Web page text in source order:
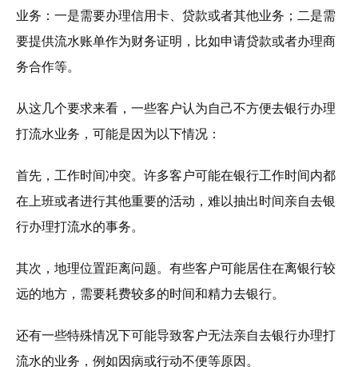
业务：一是需要办理信用卡、贷款或者其他业务；二是需
要提供流水账单作为财务证明，比如申请贷款或者办理商
务合作等。
从这几个要求来看，一些客户认为自己不方便去银行办理
打流水业务，可能是因为以下情况：
首先，工作时间冲突。许多客户可能在银行工作时间内都
在上班或者进行其他重要的活动，难以抽出时间亲自去银
行办理打流水的事务。
其次，地理位置距离问题。有些客户可能居住在离银行较
远的地方，需要耗费较多的时间和精力去银行。
还有一些特殊情况下可能导致客户无法亲自去银行办理打
流水的业务，例如因病或行动不便等原因。